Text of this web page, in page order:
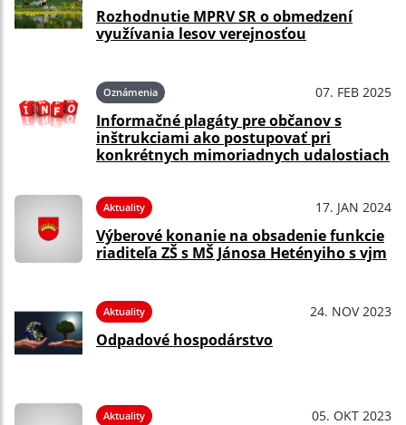
Rozhodnutie MPRV SR o obmedzení
využívania lesov verejnosťou
Oznámenia 07. FEB 2025
Informačné plagáty pre občanov s
inštrukciami ako postupovať pri
konkrétnych mimoriadnych udalostiach
Aktuality 17. JAN 2024
Výberové konanie na obsadenie funkcie
riaditeľa ZŠ s MŠ Jánosa Hetényiho s vjm
Aktuality 24. NOV 2023
Odpadové hospodárstvo
Aktuality 05. OKT 2023